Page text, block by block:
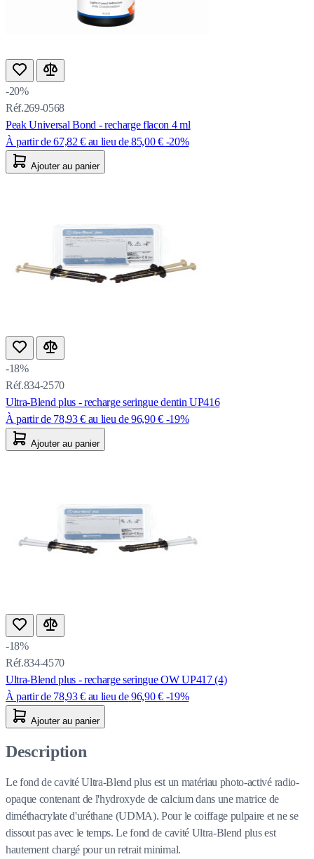
-20%
Réf.269-0568
Peak Universal Bond - recharge flacon 4 ml
À partir de 67,82 € au lieu de 85,00 € -20%
Ajouter au panier
-18%
Réf.834-2570
Ultra-Blend plus - recharge seringue dentin UP416
À partir de 78,93 € au lieu de 96,90 € -19%
Ajouter au panier
-18%
Réf.834-4570
Ultra-Blend plus - recharge seringue OW UP417 (4)
À partir de 78,93 € au lieu de 96,90 € -19%
Ajouter au panier
Description
Le fond de cavité Ultra-Blend plus est un matériau photo-activé radio-
opaque contenant de l'hydroxyde de calcium dans une matrice de
diméthacrylate d'uréthane (UDMA). Pour le coiffage pulpaire et ne se
dissout pas avec le temps. Le fond de cavité Ultra-Blend plus est
hautement chargé pour un retrait minimal.